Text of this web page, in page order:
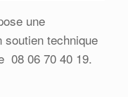
une
soutien technique
08 06 70 40 19.